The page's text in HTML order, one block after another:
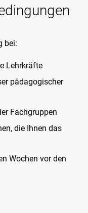
bei:
Lehrkräfte
pädagogischer
Fachgruppen
die Ihnen das
Wochen vor den